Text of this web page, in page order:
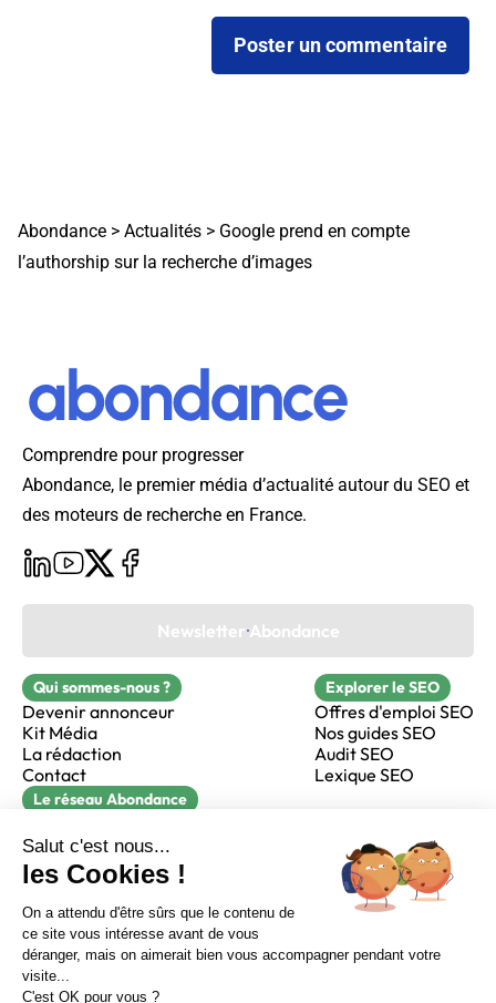
Sur LinkedIn Sur Youtube
Sur X Sur Facebook
Abondance > Actualités > Google prend en compte
l’authorship sur la recherche d’images
Comprendre pour progresser
Abondance, le premier média d’actualité autour du SEO et
des moteurs de recherche en France.
Newsletter Abondance
Qui sommes-nous ?
Devenir annonceur
Kit Média
La rédaction
Contact
Explorer le SEO
Offres d'emploi SEO
Nos guides SEO
Audit SEO
Lexique SEO
Le réseau Abondance
Réacteur
alfie formation